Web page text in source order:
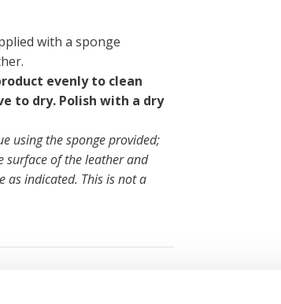
with a sponge
evenly to clean
to dry. Polish with a dry
using the sponge provided;
surface of the leather and
as indicated. This is not a